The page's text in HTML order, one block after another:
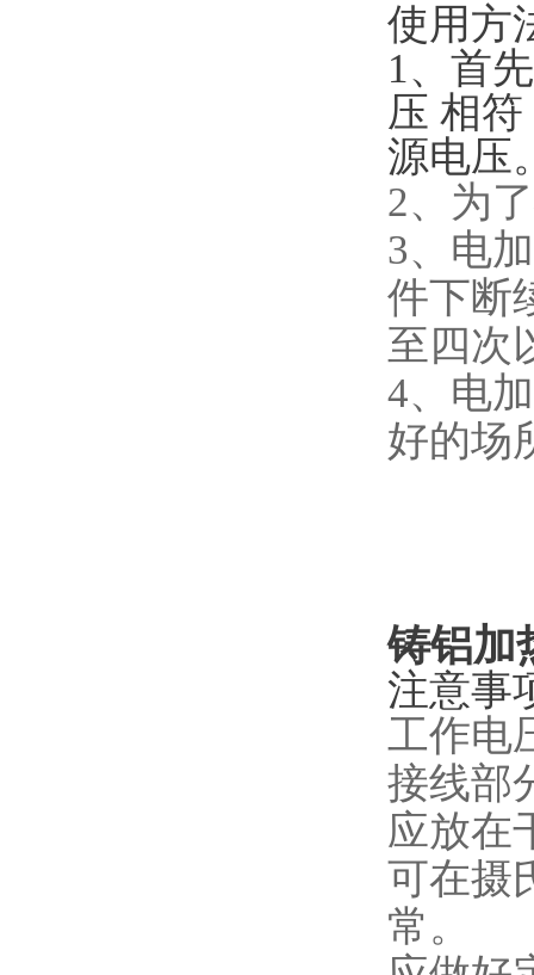
使用方
1、首
压 相
源电压
2、为
3、电
件下断
至四次
4、电
好的场
铸铝加
注意事
工作电
接线部
应放在
可在摄
常。